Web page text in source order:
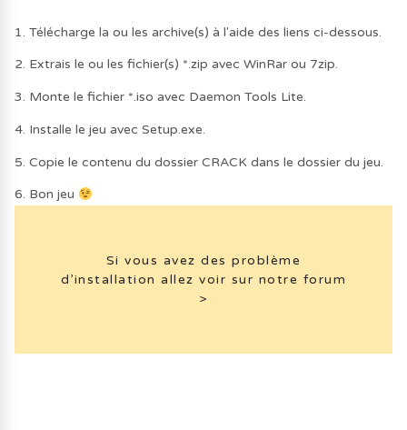
1. Télécharge la ou les archive(s) à l'aide des liens ci-dessous.
2. Extrais le ou les fichier(s) *.zip avec WinRar ou 7zip.
3. Monte le fichier *.iso avec Daemon Tools Lite.
4. Installe le jeu avec Setup.exe.
5. Copie le contenu du dossier CRACK dans le dossier du jeu.
6. Bon jeu
Si vous avez des problème
d’installation allez voir sur notre forum
>